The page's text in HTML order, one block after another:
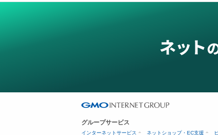
グループサービス
インターネットサービス ネットショップ・EC支援